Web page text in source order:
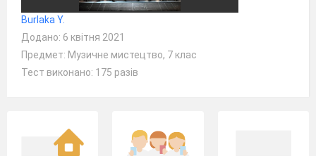
Burlaka Y.
Додано: 6 квітня 2021
Предмет: Музичне мистецтво, 7 клас
Тест виконано: 175 разів